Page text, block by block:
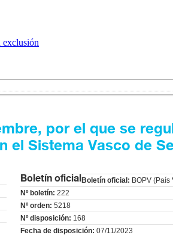
exclusión
por el que se
el Sistema Vasco de
Boletín oficialBoletín oficial: BOPV (País
Nº boletín: 222
Nº orden: 5218
Nº disposición: 168
Fecha de disposición: 07/11/2023